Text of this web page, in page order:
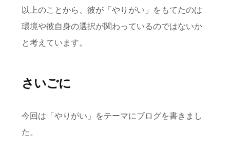
以上のことから、彼が「やりがい」をもてたのは
環境や彼自身の選択が関わっているのではないか
と考えています。
さいごに
今回は「やりがい」をテーマにブログを書きまし
た。